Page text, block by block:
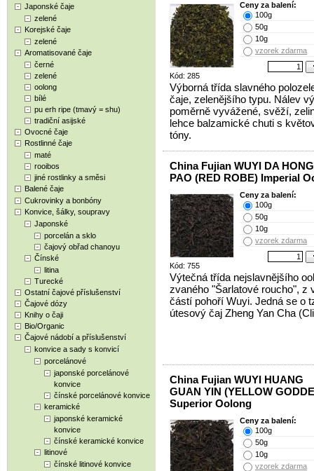
Japonské čaje
zelené
Korejské čaje
zelené
Aromatisované čaje
černé
zelené
oolong
bílé
pu erh ripe (tmavý = shu)
tradiční asijské
Ovocné čaje
Rostlinné čaje
maté
rooibos
jiné rostlinky a směsi
Balené čaje
Cukrovinky a bonbóny
Konvice, šálky, soupravy
Japonské
porcelán a sklo
čajový obřad chanoyu
Čínské
litina
Turecké
Ostatní čajové příslušenství
Čajové dózy
Knihy o čaji
Bio/Organic
Čajové nádobí a příslušenství
konvice a sady s konvicí
porcelánové
japonské porcelánové
konvice
čínské porcelánové konvice
keramické
japonské keramické
konvice
čínské keramické konvice
litinové
čínské litinové konvice
Kód: 285
Ceny za balení:
100g
50g
10g
vzorek zdarma
Výborná třída slavného
čaje, zelenějšího typu. Nálev
poměrně vyvážené, svěží,
lehce balzamické chuti s
tóny.
China Fujian WUYI DA HONG
PAO (RED ROBE) Imperial
Kód: 755
Ceny za balení:
100g
50g
10g
vzorek zdarma
Výtečná třída nejslavnějšího
zvaného "Šarlatové roucho", z
částí pohoří Wuyi. Jedná se o
útesový čaj Zheng Yan Cha
China Fujian WUYI HUANG
GUAN YIN (YELLOW
Superior Oolong
Ceny za balení:
100g
50g
10g
vzorek zdarma